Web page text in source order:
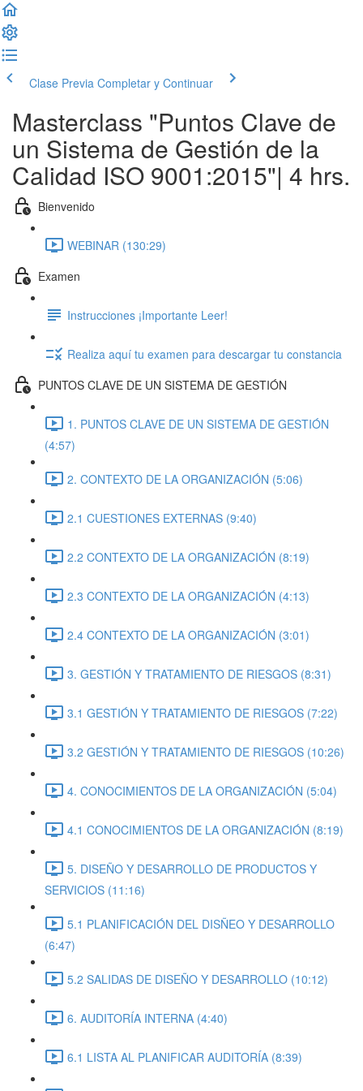
Clase Previa Completar y Continuar
Masterclass "Puntos Clave de
un Sistema de Gestión de la
Calidad ISO 9001:2015"| 4 hrs.
Bienvenido
WEBINAR (130:29)
Examen
Instrucciones ¡Importante Leer!
Realiza aquí tu examen para descargar tu constancia
PUNTOS CLAVE DE UN SISTEMA DE GESTIÓN
1. PUNTOS CLAVE DE UN SISTEMA DE GESTIÓN
(4:57)
2. CONTEXTO DE LA ORGANIZACIÓN (5:06)
2.1 CUESTIONES EXTERNAS (9:40)
2.2 CONTEXTO DE LA ORGANIZACIÓN (8:19)
2.3 CONTEXTO DE LA ORGANIZACIÓN (4:13)
2.4 CONTEXTO DE LA ORGANIZACIÓN (3:01)
3. GESTIÓN Y TRATAMIENTO DE RIESGOS (8:31)
3.1 GESTIÓN Y TRATAMIENTO DE RIESGOS (7:22)
3.2 GESTIÓN Y TRATAMIENTO DE RIESGOS (10:26)
4. CONOCIMIENTOS DE LA ORGANIZACIÓN (5:04)
4.1 CONOCIMIENTOS DE LA ORGANIZACIÓN (8:19)
5. DISEÑO Y DESARROLLO DE PRODUCTOS Y
SERVICIOS (11:16)
5.1 PLANIFICACIÓN DEL DISÑEO Y DESARROLLO
(6:47)
5.2 SALIDAS DE DISEÑO Y DESARROLLO (10:12)
6. AUDITORÍA INTERNA (4:40)
6.1 LISTA AL PLANIFICAR AUDITORÍA (8:39)